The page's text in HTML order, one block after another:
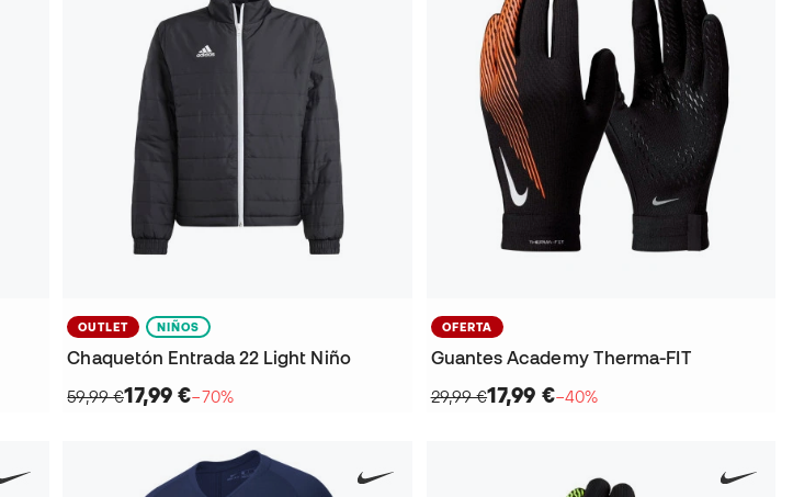
OUTLET NIÑOS
Chaquetón Entrada 22 Light Niño
59,99 €17,99 €−70%
OFERTA
Guantes Academy Therma-FIT
29,99 €17,99 €−40%